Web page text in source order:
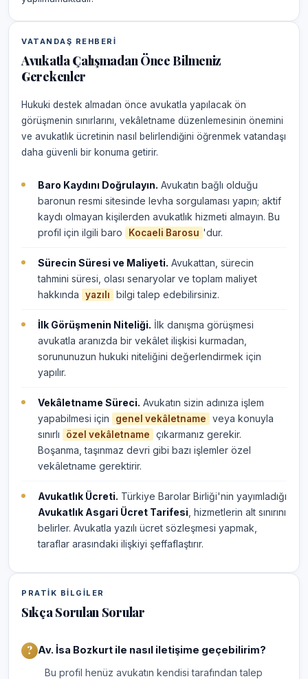
VATANDAŞ REHBERI
Avukatla Çalışmadan Önce Bilmeniz
Gerekenler
Hukuki destek almadan önce avukatla yapılacak ön
görüşmenin sınırlarını, vekâletname düzenlemesinin önemini
ve avukatlık ücretinin nasıl belirlendiğini öğrenmek vatandaşı
daha güvenli bir konuma getirir.
Baro Kaydını Doğrulayın. Avukatın bağlı olduğu
baronun resmi sitesinde levha sorgulaması yapın; aktif
kaydı olmayan kişilerden avukatlık hizmeti almayın. Bu
profil için ilgili baro
Kocaeli Barosu 'dur.
Sürecin Süresi ve Maliyeti. Avukattan, sürecin
tahmini süresi, olası senaryolar ve toplam maliyet
hakkında
yazılı bilgi talep edebilirsiniz.
İlk Görüşmenin Niteliği. İlk danışma görüşmesi
avukatla aranızda bir vekâlet ilişkisi kurmadan,
sorununuzun hukuki niteliğini değerlendirmek için
yapılır.
Vekâletname Süreci. Avukatın sizin adınıza işlem
yapabilmesi için
genel vekâletname
veya konuyla
sınırlı
özel vekâletname
çıkarmanız gerekir.
Boşanma, taşınmaz devri gibi bazı işlemler özel
vekâletname gerektirir.
Avukatlık Ücreti. Türkiye Barolar Birliği'nin yayımladığı
Avukatlık Asgari Ücret Tarifesi , hizmetlerin alt sınırını
belirler. Avukatla yazılı ücret sözleşmesi yapmak,
taraflar arasındaki ilişkiyi şeffaflaştırır.
PRATIK BILGILER
Sıkça Sorulan Sorular
Av. İsa Bozkurt ile nasıl iletişime geçebilirim?
Bu profil henüz avukatın kendisi tarafından talep